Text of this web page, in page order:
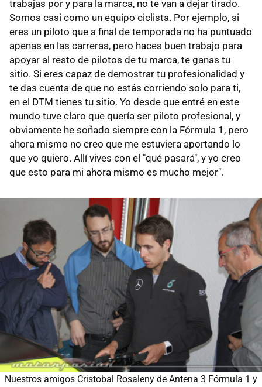
trabajas por y para la marca, no te van a dejar tirado.
Somos casi como un equipo ciclista. Por ejemplo, si
eres un piloto que a final de temporada no ha puntuado
apenas en las carreras, pero haces buen trabajo para
apoyar al resto de pilotos de tu marca, te ganas tu
sitio. Si eres capaz de demostrar tu profesionalidad y
te das cuenta de que no estás corriendo solo para ti,
en el DTM tienes tu sitio. Yo desde que entré en este
mundo tuve claro que quería ser piloto profesional, y
obviamente he soñado siempre con la Fórmula 1, pero
ahora mismo no creo que me estuviera aportando lo
que yo quiero. Allí vives con el "qué pasará", y yo creo
que esto para mi ahora mismo es mucho mejor".
Nuestros amigos Cristobal Rosaleny de Antena 3 Fórmula 1 y